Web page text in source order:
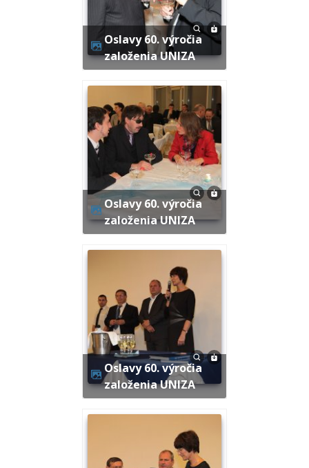
Oslavy 60. výročia
založenia UNIZA
Oslavy 60. výročia
založenia UNIZA
Oslavy 60. výročia
založenia UNIZA